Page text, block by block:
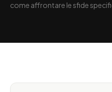
come affrontare le sfide